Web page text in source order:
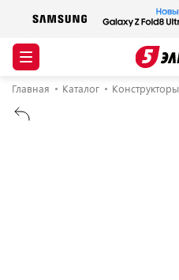
Главная Каталог Конструкторы